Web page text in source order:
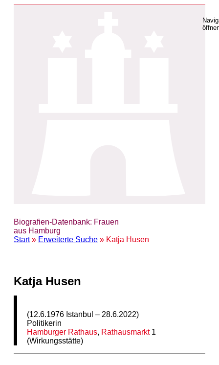
Biografien-Datenbank: Frauen
aus Hamburg
Start» Erweiterte Suche » Katja Husen
Katja Husen
(12.6.1976 Istanbul – 28.6.2022)
Politikerin
Hamburger Rathaus, Rathausmarkt1
(Wirkungsstätte)